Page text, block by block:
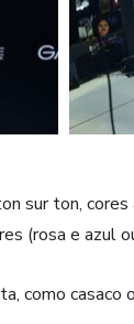
sur ton,
(rosa e azul
como casaco